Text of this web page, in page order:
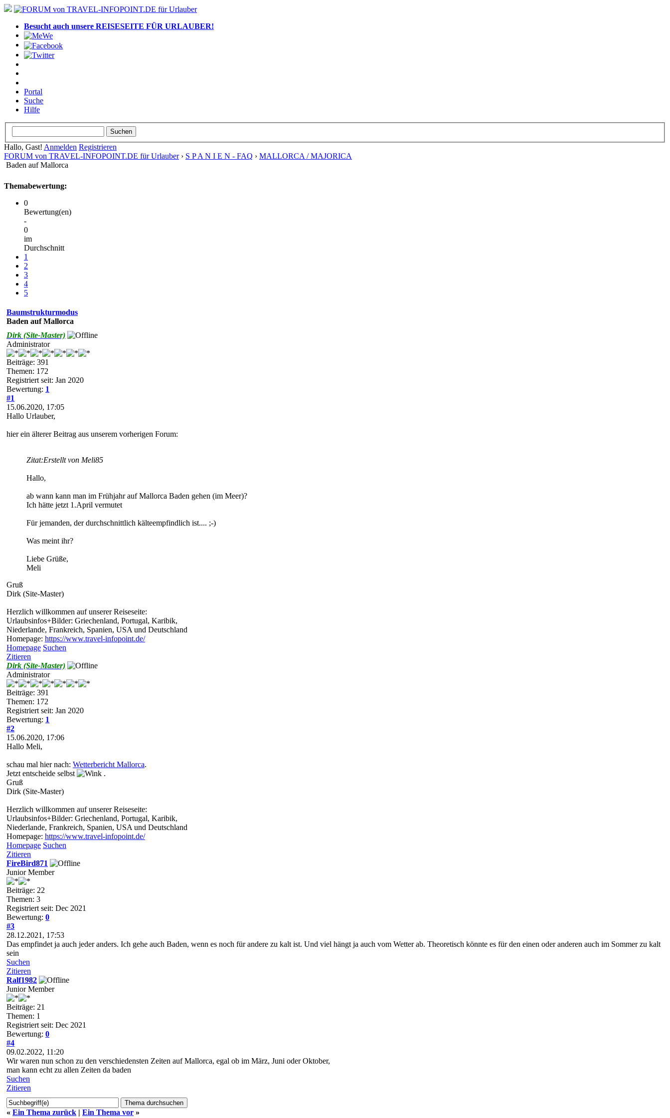
Besucht auch unsere REISESEITE FÜR URLAUBER!
Portal
Suche
Hilfe
Hallo, Gast! Anmelden Registrieren
FORUM von TRAVEL-INFOPOINT.DE für Urlauber› S P A N I E N - FAQ › MALLORCA / MAJORICA
Baden auf Mallorca
Themabewertung:
0
Bewertung(en)
-
0
im
Durchschnitt
1
2
3
4
5
Baumstrukturmodus
Baden auf Mallorca
Dirk (Site-Master)
Administrator
Beiträge: 391
Themen: 172
Registriert seit: Jan 2020
Bewertung: 1
#1
15.06.2020, 17:05
Hallo Urlauber,
hier ein älterer Beitrag aus unserem vorherigen Forum:
Zitat:Erstellt von Meli85
Hallo,
ab wann kann man im Frühjahr auf Mallorca Baden gehen (im Meer)?
Ich hätte jetzt 1.April vermutet
Für jemanden, der durchschnittlich kälteempfindlich ist.... ;-)
Was meint ihr?
Liebe Grüße,
Meli
Gruß
Dirk (Site-Master)
Herzlich willkommen auf unserer Reiseseite:
Urlaubsinfos+Bilder: Griechenland, Portugal, Karibik,
Niederlande, Frankreich, Spanien, USA und Deutschland
Homepage: https://www.travel-infopoint.de/
Homepage Suchen
Zitieren
Dirk (Site-Master)
Administrator
Beiträge: 391
Themen: 172
Registriert seit: Jan 2020
Bewertung: 1
#2
15.06.2020, 17:06
Hallo Meli,
schau mal hier nach: Wetterbericht Mallorca.
Jetzt entscheide selbst
.
Gruß
Dirk (Site-Master)
Herzlich willkommen auf unserer Reiseseite:
Urlaubsinfos+Bilder: Griechenland, Portugal, Karibik,
Niederlande, Frankreich, Spanien, USA und Deutschland
Homepage: https://www.travel-infopoint.de/
Homepage Suchen
Zitieren
FireBird871
Junior Member
Beiträge: 22
Themen: 3
Registriert seit: Dec 2021
Bewertung: 0
#3
28.12.2021, 17:53
Das empfindet ja auch jeder anders. Ich gehe auch Baden, wenn es noch für andere zu kalt ist. Und viel hängt ja auch vom Wetter ab. Theoretisch könnte es für den einen oder anderen auch im Sommer zu kalt
sein
Suchen
Zitieren
Ralf1982
Junior Member
Beiträge: 21
Themen: 1
Registriert seit: Dec 2021
Bewertung: 0
#4
09.02.2022, 11:20
Wir waren nun schon zu den verschiedensten Zeiten auf Mallorca, egal ob im März, Juni oder Oktober,
man kann echt zu allen Zeiten da baden
Suchen
Zitieren
« Ein Thema zurück | Ein Thema vor »